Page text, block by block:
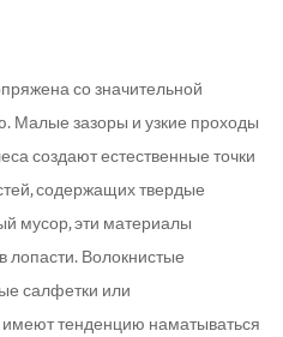
со значительной
Малые зазоры и узкие проходы
создают естественные точки
содержащих твердые
мусор, эти материалы
лопасти. Волокнистые
салфетки или
имеют тенденцию наматываться